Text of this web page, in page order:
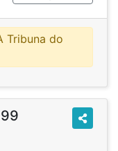
Tribuna do